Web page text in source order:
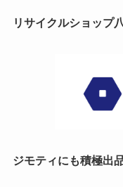
リサイクルショップ
ジモティにも積極出